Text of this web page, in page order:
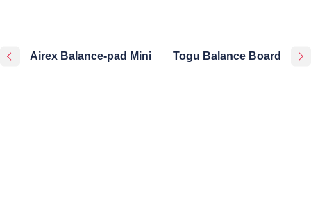
Airex Balance-pad Mini Togu Balance Board